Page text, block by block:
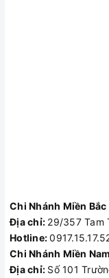
Chi Nhánh Miền Bắc
Địa chỉ: 29/357 Tam
Hotline:
Chi Nhánh Miền Nam
Địa chỉ: Số 101